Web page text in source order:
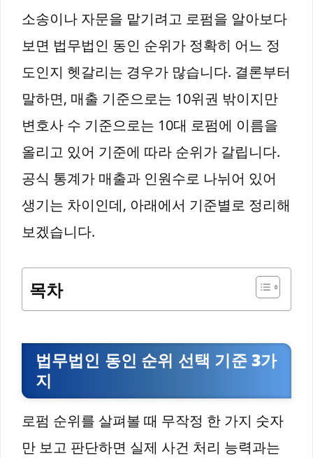
소송이나 자문을 맡기려고 로펌을 알아보다
보면 법무법인 동인 순위가 정확히 어느 정
도인지 헷갈리는 경우가 많습니다. 결론부터
말하면, 매출 기준으로는 10위권 밖이지만
변호사 수 기준으로는 10대 로펌에 이름을
올리고 있어 기준에 따라 순위가 갈립니다.
공식 통계가 매출과 인원수로 나뉘어 있어
생기는 차이인데, 아래에서 기준별로 정리해
보겠습니다.
목차
법무법인 동인 순위 선택 기준 3가
지
로펌 순위를 살펴볼 때 무작정 한 가지 숫자
만 보고 판단하면 실제 사건 처리 능력과는